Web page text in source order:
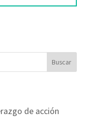
Buscar
de acción